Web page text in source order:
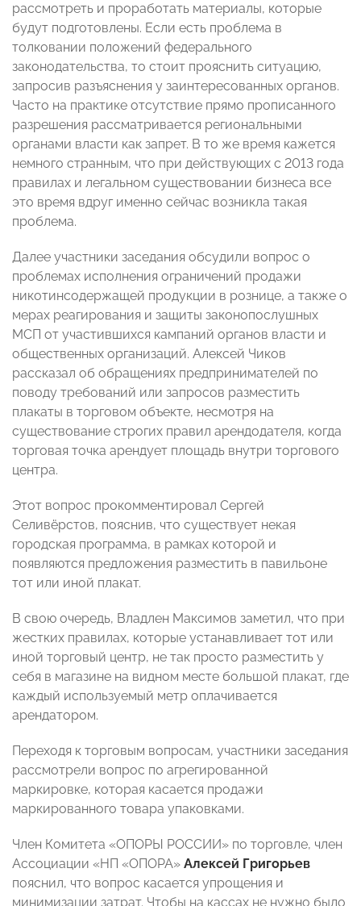
рассмотреть и проработать материалы, которые
будут подготовлены. Если есть проблема в
толковании положений федерального
законодательства, то стоит прояснить ситуацию,
запросив разъяснения у заинтересованных органов.
Часто на практике отсутствие прямо прописанного
разрешения рассматривается региональными
органами власти как запрет. В то же время кажется
немного странным, что при действующих с 2013 года
правилах и легальном существовании бизнеса все
это время вдруг именно сейчас возникла такая
проблема.
Далее участники заседания обсудили вопрос о
проблемах исполнения ограничений продажи
никотинсодержащей продукции в рознице, а также о
мерах реагирования и защиты законопослушных
МСП от участившихся кампаний органов власти и
общественных организаций. Алексей Чиков
рассказал об обращениях предпринимателей по
поводу требований или запросов разместить
плакаты в торговом объекте, несмотря на
существование строгих правил арендодателя, когда
торговая точка арендует площадь внутри торгового
центра.
Этот вопрос прокомментировал Сергей
Селивёрстов, пояснив, что существует некая
городская программа, в рамках которой и
появляются предложения разместить в павильоне
тот или иной плакат.
В свою очередь, Владлен Максимов заметил, что при
жестких правилах, которые устанавливает тот или
иной торговый центр, не так просто разместить у
себя в магазине на видном месте большой плакат, где
каждый используемый метр оплачивается
арендатором.
Переходя к торговым вопросам, участники заседания
рассмотрели вопрос по агрегированной
маркировке, которая касается продажи
маркированного товара упаковками.
Член Комитета «ОПОРЫ РОССИИ» по торговле, член
Ассоциации «НП «ОПОРА» Алексей Григорьев
пояснил, что вопрос касается упрощения и
минимизации затрат. Чтобы на кассах не нужно было